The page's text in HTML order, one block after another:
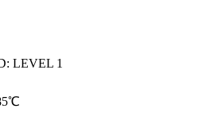
LEVEL 1